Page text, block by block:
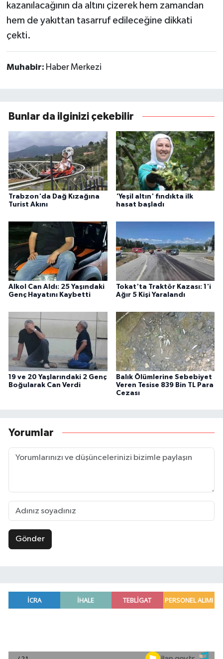
kazanılacağının da altını çizerek hem zamandan
hem de yakıttan tasarruf edileceğine dikkati
çekti.
Muhabir: Haber Merkezi
Bunlar da ilginizi çekebilir
Trabzon'da Dağ Kızağına
Turist Akını
'Yeşil altın' fındıkta ilk
hasat başladı
Alkol Can Aldı: 25 Yaşındaki
Genç Hayatını Kaybetti
Tokat'ta Traktör Kazası: 1'i
Ağır 5 Kişi Yaralandı
19 ve 20 Yaşlarındaki 2 Genç
Boğularak Can Verdi
Balık Ölümlerine Sebebiyet
Veren Tesise 839 Bin TL Para
Cezası
Yorumlar
Gönder